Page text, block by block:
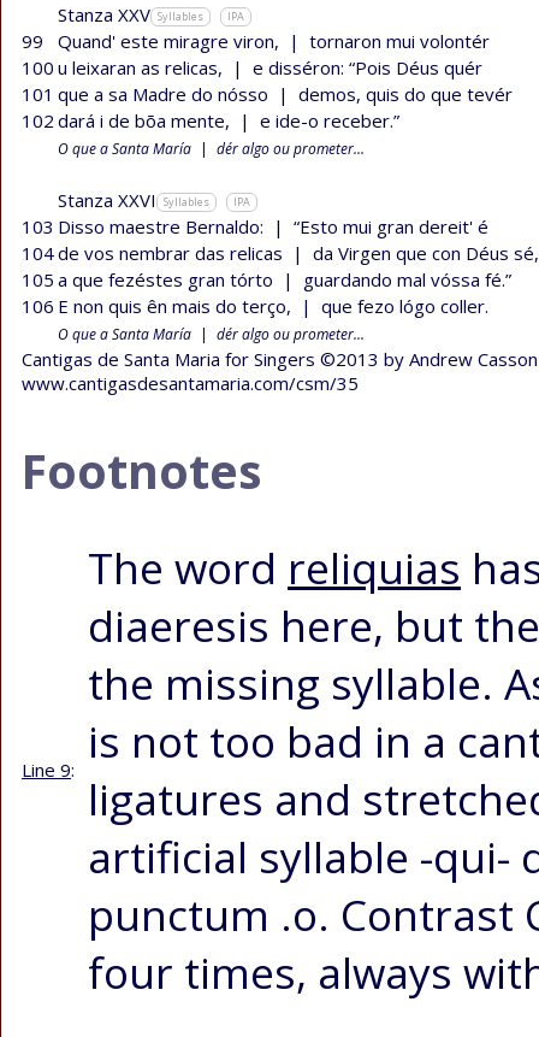
Stanza XXV Syllables IPA
99 Quand' este miragre viron, | tornaron mui volontér
100 u leixaran as relicas, | e disséron: “Pois Déus quér
101 que a sa Madre do nósso | demos, quis do que tevér
102 dará i de bõa mente, | e ide-o receber.”
O que a Santa María | dér algo ou prometer...
Stanza XXVI Syllables IPA
103 Disso maestre Bernaldo: | “Esto mui gran dereit' é
104de vos nembrar das relicas | da Virgen que con Déus sé,
105 a que fezéstes gran tórto |
guardando mal vóssa fé.”
106 E non quis ên mais do terço, | que fezo lógo coller.
O que a Santa María | dér algo ou prometer...
Cantigas de Santa Maria for Singers ©2013 by Andrew Casson
www.cantigasdesantamaria.com/csm/35
Footnotes
Line 9:
The word reliquias
diaeresis here, but
the missing syllable.
is not too bad in a
ligatures and
artificial syllable -qui-
punctum .o. Contrast
four times, always